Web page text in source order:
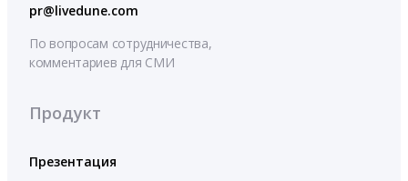
pr@livedune.com
По вопросам сотрудничества,
комментариев для СМИ
Продукт
Презентация